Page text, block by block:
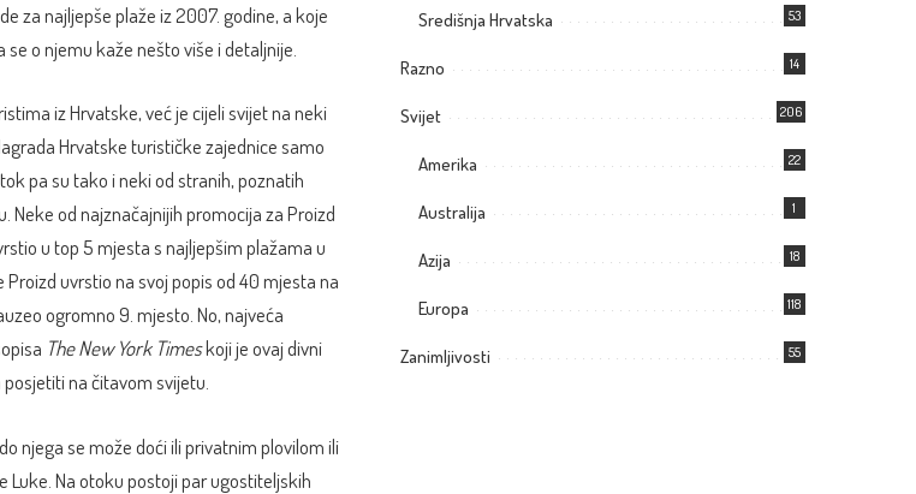
za najljepše plaže iz 2007. godine, a koje
o njemu kaže nešto više i detaljnije.
iz Hrvatske, već je cijeli svijet na neki
Hrvatske turističke zajednice samo
pa su tako i neki od stranih, poznatih
od najznačajnijih promocija za Proizd
u top 5 mjesta s najljepšim plažama u
uvrstio na svoj popis od 40 mjesta na
ogromno 9. mjesto. No, najveća
The New York Timeskoji je ovaj divni
na čitavom svijetu.
njega se može doći ili privatnim plovilom ili
Luke. Na otoku postoji par ugostiteljskih
Središnja Hrvatska 53
Razno 14
Svijet 206
Amerika 22
Australija 1
Azija 18
Europa 118
Zanimljivosti 55